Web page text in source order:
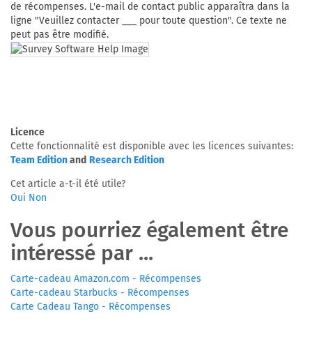
de récompenses. L'e-mail de contact public apparaîtra dans la
ligne "Veuillez contacter ___ pour toute question". Ce texte ne
peut pas être modifié.
Licence
Cette fonctionnalité est disponible avec les licences suivantes:
Team Editionand Research Edition
Cet article a-t-il été utile?
Oui Non
Vous pourriez également être
intéressé par ...
Carte-cadeau Amazon.com - Récompenses
Carte-cadeau Starbucks - Récompenses
Carte Cadeau Tango - Récompenses